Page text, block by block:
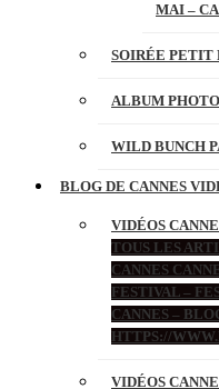
MAI –
SOIRÉE PETIT
ALBUM
WILD BUNCH
BLOG DE CANNES
VIDÉOS
TOUS LES
CANNES
FESTIVAL –
CANNES –
HTTPS://
VIDÉOS